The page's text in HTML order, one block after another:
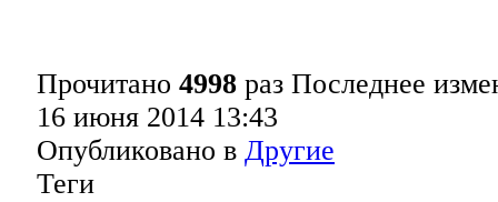
Прочитано 4998 раз Последнее
16 июня 2014 13:43
Опубликовано в Другие
Теги